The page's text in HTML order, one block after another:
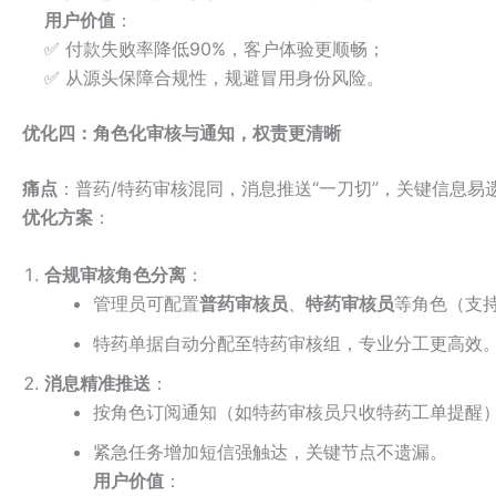
用户价值 ：
✅ 付款失败率降低90%，客户体验更顺畅；
✅ 从源头保障合规性，规避冒用身份风险。
优化四：角色化审核与通知，权责更清晰
痛点 ：普药/特药审核混同，消息推送“一刀切”，关键信息易
优化方案 ：
合规审核角色分离 ：
管理员可配置普药审核员 特药审核员等角色（支
特药单据自动分配至特药审核组，专业分工更高效。
消息精准推送 ：
按角色订阅通知（如特药审核员只收特药工单提醒
紧急任务增加短信强触达，关键节点不遗漏。
用户价值 ：